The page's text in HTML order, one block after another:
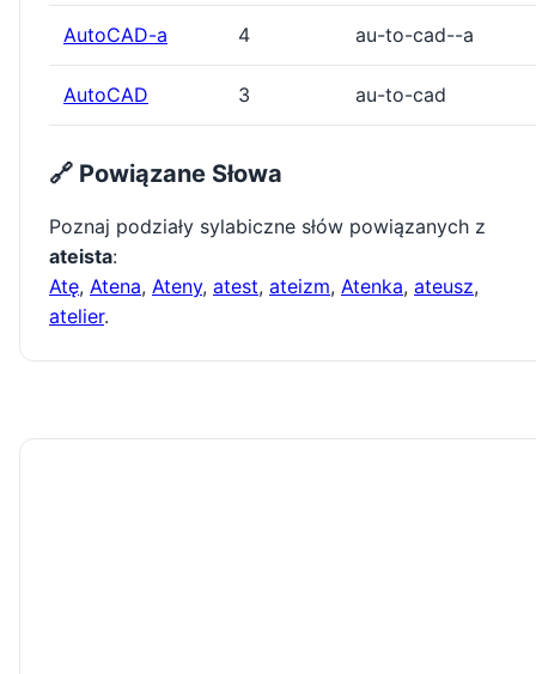
AutoCAD-a 4 au-to-cad--a
AutoCAD 3 au-to-cad
🔗 Powiązane Słowa
Poznaj podziały sylabiczne słów powiązanych z
ateista:
Atę, Atena, Ateny, atest, ateizm, Atenka, ateusz,
atelier.